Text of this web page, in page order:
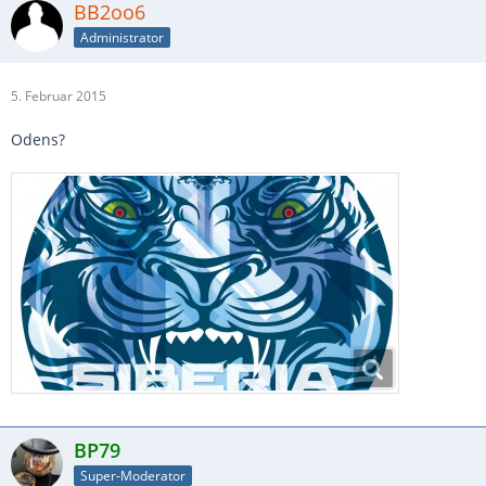
BB2oo6
Administrator
5. Februar 2015
Odens?
BP79
Super-Moderator